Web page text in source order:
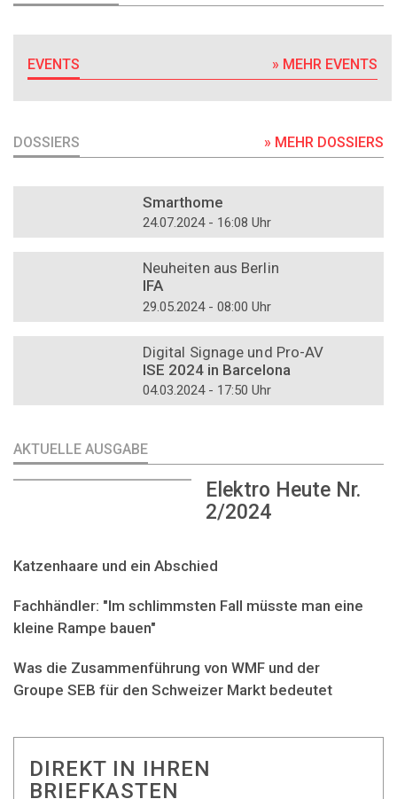
EVENTS » MEHR EVENTS
DOSSIERS » MEHR DOSSIERS
Smarthome
24.07.2024 - 16:08 Uhr
Neuheiten aus Berlin
IFA
29.05.2024 - 08:00 Uhr
Digital Signage und Pro-AV
ISE 2024 in Barcelona
04.03.2024 - 17:50 Uhr
AKTUELLE AUSGABE
Elektro Heute Nr.
2/2024
Katzenhaare und ein Abschied
Fachhändler: "Im schlimmsten Fall müsste man eine
kleine Rampe bauen"
Was die Zusammenführung von WMF und der
Groupe SEB für den Schweizer Markt bedeutet
DIREKT IN IHREN
BRIEFKASTEN